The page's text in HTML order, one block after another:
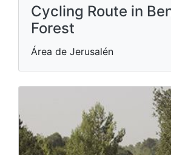
Cycling Route in
Forest
Área de Jerusalén